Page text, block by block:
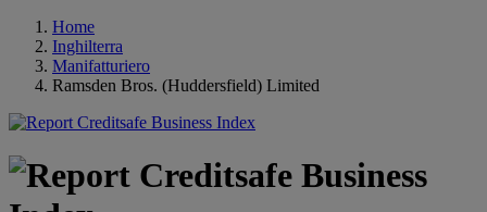
Home
Inghilterra
Manifatturiero
Ramsden Bros. (Huddersfield) Limited